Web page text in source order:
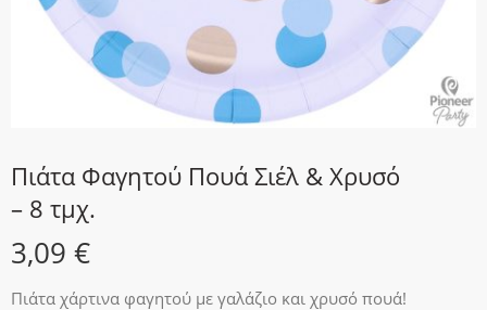
Πιάτα Φαγητού Πουά Σιέλ & Χρυσό
– 8 τμχ.
3,09 €
Πιάτα χάρτινα φαγητού με γαλάζιο και χρυσό πουά!